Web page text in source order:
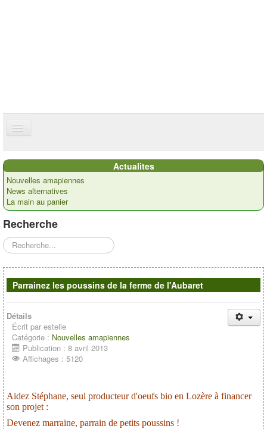
Accueil
Présentation
Actualités
Nos paysans
Commandes
Contacts
Actualites
Nouvelles amapiennes
News alternatives
La main au panier
Recherche
Rechercher
Parrainez les poussins de la ferme de l'Aubaret
Détails
Écrit par estelle
Catégorie : Nouvelles amapiennes
Publication : 8 avril 2013
Affichages : 5120
Aidez Stéphane, seul producteur d'oeufs bio en Lozère à financer
son projet :
Devenez marraine, parrain de petits poussins !